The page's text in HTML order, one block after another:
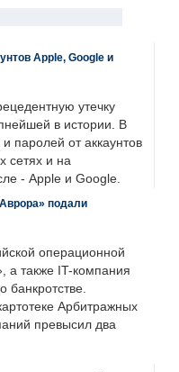
Apple, Google и
утечку
в истории. В
паролей от аккаунтов
сетях и на
- Apple и Google.
подали
операционной
также IT-компания
банкротстве.
Арбитражных
превысил два